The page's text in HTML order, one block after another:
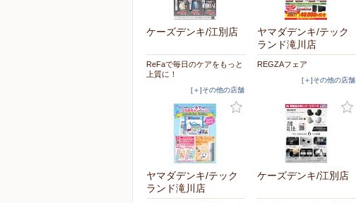
ケーズデンキ/江別店
ReFaで毎日のケアをもっと
上質に！
[＋]その他の店舗
ヤマダデンキ/テック
ランド滝川店
REGZAフェア
[＋]その他の店舗
ヤマダデンキ/テック
ランド滝川店
ケーズデンキ/江別店